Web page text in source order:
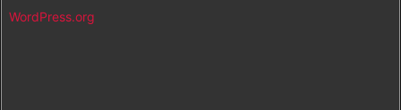
WordPress.org